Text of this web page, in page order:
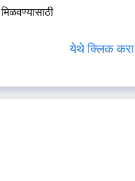
मिळवण्यासाठी
येथे क्लिक करा